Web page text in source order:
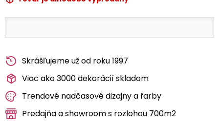
Skrášľujeme už od roku 1997
Viac ako 3000 dekorácií skladom
Trendové nadčasové dizajny a farby
Predajňa a showroom s rozlohou 700m2